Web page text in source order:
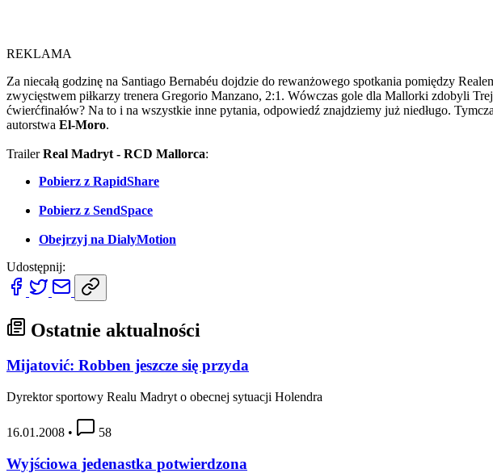
REKLAMA
Za niecałą godzinę na Santiago Bernabéu dojdzie do rewanżowego spotkania pomiędzy
zwycięstwem piłkarzy trenera Gregorio Manzano, 2:1. Wówczas gole dla Mallorki zdobyli
ćwierćfinałów? Na to i na wszystkie inne pytania, odpowiedź znajdziemy już niedługo.
autorstwa El-Moro.
TrailerReal Madryt - RCD Mallorca:
Pobierz z RapidShare
Pobierz z SendSpace
Obejrzyj na DialyMotion
Udostępnij:
Ostatnie aktualności
Mijatović: Robben jeszcze się przyda
Dyrektor sportowy Realu Madryt o obecnej sytuacji Holendra
16.01.2008 • 58
Wyjściowa jedenastka potwierdzona